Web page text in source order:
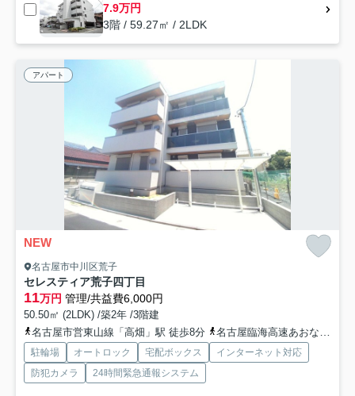
7.9万円
3階 / 59.27㎡ / 2LDK
アパート
NEW
名古屋市中川区荒子
セレスティア荒子四丁目
11万円 管理/共益費6,000円
50.50㎡ (2LDK) /築2年 /3階建
名古屋市営東山線「高畑」駅 徒歩8分
名古屋臨海高速あおなみ線「南荒子」駅 徒歩11分
駐輪場 オートロック 宅配ボックス
インターネット対応
防犯カメラ
24時間緊急通報システム